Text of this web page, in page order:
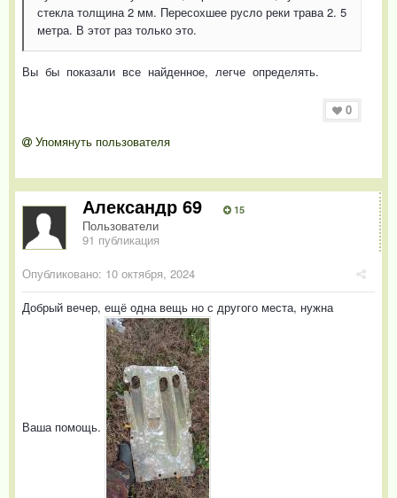
стекла толщина 2 мм. Пересохшее русло реки трава 2. 5
метра. В этот раз только это.
Вы бы показали все найденное, легче определять.
0
Упомянуть пользователя
Александр 69 15
Пользователи
91 публикация
Опубликовано: 10 октября, 2024
Добрый вечер, ещё одна вещь но с другого места, нужна
Ваша помощь.